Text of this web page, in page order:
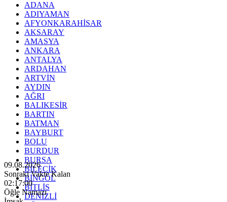
ADANA
ADIYAMAN
AFYONKARAHİSAR
AKSARAY
AMASYA
ANKARA
ANTALYA
ARDAHAN
ARTVİN
AYDIN
AĞRI
BALIKESİR
BARTIN
BATMAN
BAYBURT
BOLU
BURDUR
BURSA
BİLECİK
BİNGÖL
BİTLİS
DENİZLİ
09.08.2026
Sonraki Vakte Kalan
02:16:58
Öğle Namazı